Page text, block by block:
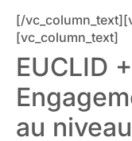
[/
[vc_column_text]
EUCLID
au